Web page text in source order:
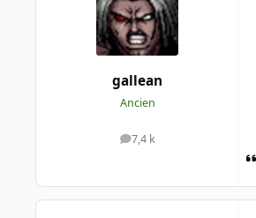
gallean
Ancien
7,4 k
messages